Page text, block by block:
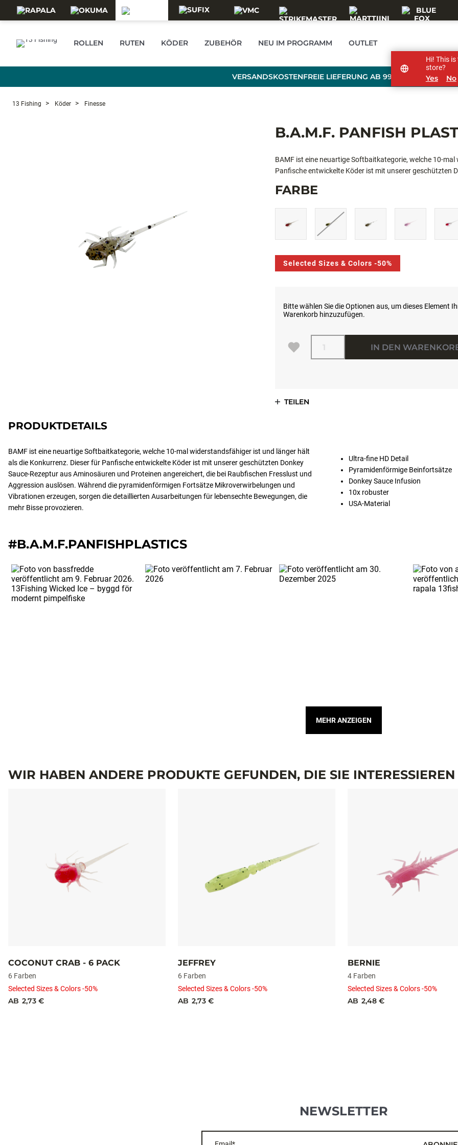
ROLLEN RUTEN KÖDER ZUBEHÖR NEU IM PROGRAMM OUTLET
VERSANDSKOSTENFREIE LIEFERUNG AB 99 € BESTELLWERT
13 Fishing Köder Finesse
B.A.M.F. PANFISH
BAMF ist eine neuartige Softbaitkategorie, welche 10-
Panfische entwickelte Köder ist mit unserer geschützten
Vibrationen erzeugen, sorgen die detaillierten
FARBE
Selected Sizes & Colors -50%
Bitte wählen Sie die Optionen aus, um dieses Element
Warenkorb hinzuzufügen.
Menge
IN DEN
TEILEN
PRODUKTDETAILS
BAMF ist eine neuartige Softbaitkategorie, welche 10-mal widerstandsfähiger ist und länger hält
als die Konkurrenz. Dieser für Panfische entwickelte Köder ist mit unserer geschützten Donkey
Sauce-Rezeptur aus Aminosäuren und Proteinen angereichert, die bei Raubfischen Fresslust und
Aggression auslösen. Während die pyramidenförmigen Fortsätze Mikroverwirbelungen und
Vibrationen erzeugen, sorgen die detaillierten Ausarbeitungen für lebensechte Bewegungen, die
mehr Bisse provozieren.
Ultra-fine HD Detail
Pyramidenförmige Beinfortsätze
Donkey Sauce Infusion
10x robuster
USA-Material
#B.A.M.F.PANFISHPLASTICS
MEHR ANZEIGEN
WIR HABEN ANDERE PRODUKTE GEFUNDEN, DIE SIE
COCONUT CRAB - 6 PACK
6 Farben
Selected Sizes & Colors -50%
AB 2,73 €
JEFFREY
6 Farben
Selected Sizes & Colors -50%
AB 2,73 €
BERNIE
4 Farben
Selected Sizes & Colors -50%
AB 2,48 €
NEWSLETTER
Hi! This
store?
Yes No